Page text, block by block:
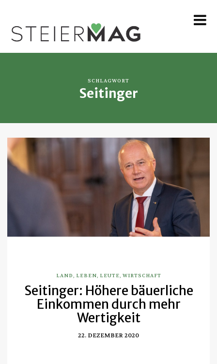
SCHLAGWORT
Seitinger
LAND, LEBEN, LEUTE, WIRTSCHAFT
Seitinger: Höhere bäuerliche
Einkommen durch mehr
Wertigkeit
22. DEZEMBER 2020